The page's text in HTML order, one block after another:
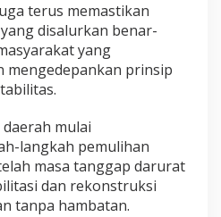
terus memastikan
disalurkan benar-
yang
mengedepankan prinsip
mulai
langkah pemulihan
masa tanggap darurat
dan rekonstruksi
tanpa hambatan.